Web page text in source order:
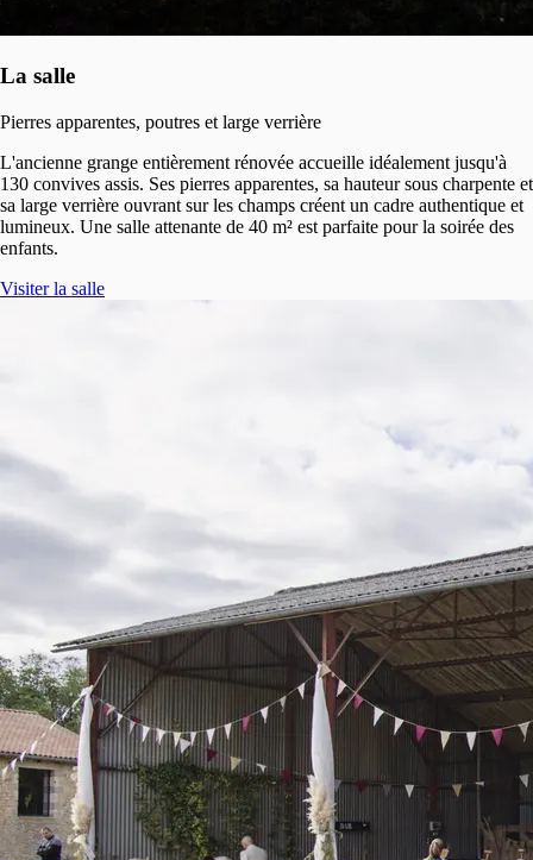
La salle
Pierres apparentes, poutres et large verrière
L'ancienne grange entièrement rénovée accueille idéalement jusqu'à
130 convives assis. Ses pierres apparentes, sa hauteur sous charpente et
sa large verrière ouvrant sur les champs créent un cadre authentique et
lumineux. Une salle attenante de 40 m² est parfaite pour la soirée des
enfants.
Visiter la salle